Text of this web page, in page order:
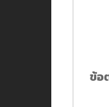
ข้อ